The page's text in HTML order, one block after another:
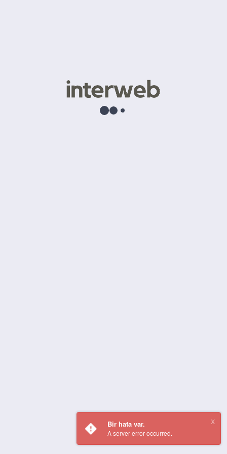
Bir hata var.
A server error occurred.